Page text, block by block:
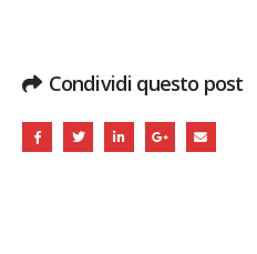
Condividi questo post